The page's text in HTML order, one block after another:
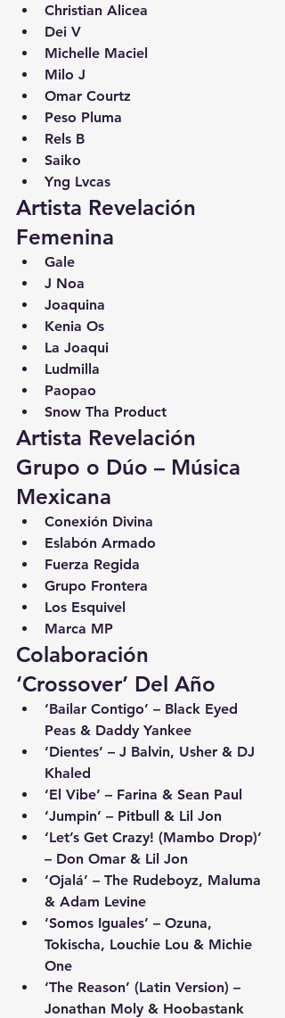
Christian Alicea
Dei V
Michelle Maciel
Milo J
Omar Courtz
Peso Pluma
Rels B
Saiko
Yng Lvcas
Artista Revelación
Femenina
Gale
J Noa
Joaquina
Kenia Os
La Joaqui
Ludmilla
Paopao
Snow Tha Product
Artista Revelación
Grupo o Dúo – Música
Mexicana
Conexión Divina
Eslabón Armado
Fuerza Regida
Grupo Frontera
Los Esquivel
Marca MP
Colaboración
‘Crossover’ Del Año
‘Bailar Contigo’ – Black Eyed
Peas & Daddy Yankee
‘Dientes’ – J Balvin, Usher & DJ
Khaled
‘El Vibe’ – Farina & Sean Paul
‘Jumpin’ – Pitbull & Lil Jon
‘Let’s Get Crazy! (Mambo Drop)’
– Don Omar & Lil Jon
‘Ojalá’ – The Rudeboyz, Maluma
& Adam Levine
‘Somos Iguales’ – Ozuna,
Tokischa, Louchie Lou & Michie
One
‘The Reason’ (Latin Version) –
Jonathan Moly & Hoobastank